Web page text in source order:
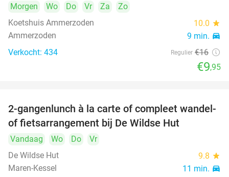
Morgen Wo Do Vr Za
Zo
Koetshuis Ammerzoden
10.0 star
Ammerzoden 9 min. directions_car
Verkocht: 434 Regulier €16
€9,95
34%
2-gangenlunch à la carte of compleet wandel-
of fietsarrangement bij De Wildse Hut
Vandaag Wo Do
Vr
De Wildse Hut
9.8 star
Maren-Kessel 11 min. directions_car